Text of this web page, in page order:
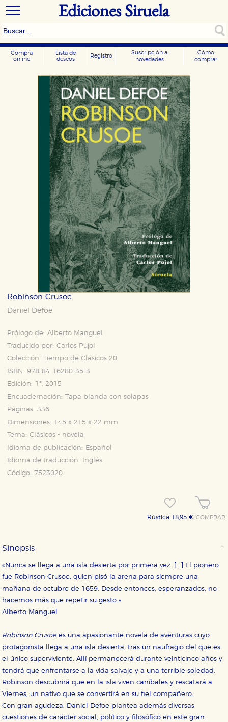
Ediciones Siruela
Compra
online
Lista de
deseos
Registro
Suscripción a
novedades
Cómo
comprar
Robinson Crusoe
Daniel Defoe
Prólogo de: Alberto Manguel
Traducido por: Carlos Pujol
Colección: Tiempo de Clásicos 20
ISBN: 978-84-16280-35-3
Edición: 1ª, 2015
Encuadernación: Tapa blanda con solapas
Páginas: 336
Dimensiones: 145 x 215 x 22 mm
Tema: Clásicos - novela
Idioma de publicación:
Español
Idioma de traducción:
Inglés
Código: 7523020
Rústica 18,95 €COMPRAR
Sinopsis
«Nunca se llega a una isla desierta por primera vez. [...] El pionero
fue Robinson Crusoe, quien pisó la arena para siempre una
mañana de octubre de 1659. Desde entonces, esperanzados, no
hacemos más que repetir su gesto.»
Alberto Manguel
Robinson Crusoees una apasionante novela de aventuras cuyo
protagonista llega a una isla desierta, tras un naufragio del que es
el único superviviente. Allí permanecerá durante veinticinco años y
tendrá que enfrentarse a la vida salvaje y a una terrible soledad.
Robinson descubrirá que en la isla viven caníbales y rescatará a
Viernes, un nativo que se convertirá en su fiel compañero.
Con gran agudeza, Daniel Defoe plantea además diversas
cuestiones de carácter social, político y filosófico en este gran
Cookies necesarias
Estas cookies son necesarias para que nuestro sitio
web funcione y no es posible deshabilitarlas desde
navegador, pero en ese caso es posible que algunas
áreas de nuestra web dejen de funcionar
correctamente.
Cookies de rendimiento y analíticas
Estas cookies se utilizan para mejorar su experiencia
de navegación y optimizar el funcionamiento de
servicios para que no tenga que reconfigurarlos cada
vez que nos visita. La información es agregada y, por lo
tanto, es anónima.